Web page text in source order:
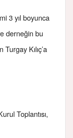
3 yıl boyunca
derneğin bu
Kılıç’a
Toplantısı,